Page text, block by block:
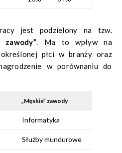
jest podzielony na tzw.
zawody”. Ma to wpływ na
płci w branży oraz
w porównaniu do
„Męskie” zawody
Informatyka
Służby mundurowe